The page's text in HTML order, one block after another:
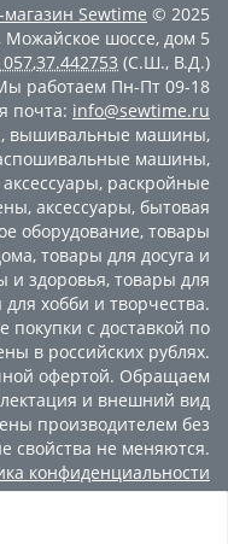
Sewtime © 2025
, Можайское шоссе, дом 5
,37.442753 (С.Ш., В.Д.)
работаем Пн-Пт 09-18
почта: info@sewtime.ru
, вышивальные машины,
машины,
, раскройные
, аксессуары, бытовая
оборудование, товары
, товары для досуга и
и здоровья, товары для
хобби и творчества.
с доставкой по
в российских рублях.
офертой. Обращаем
и внешний вид
производителем без
свойства не меняются.
конфиденциальности